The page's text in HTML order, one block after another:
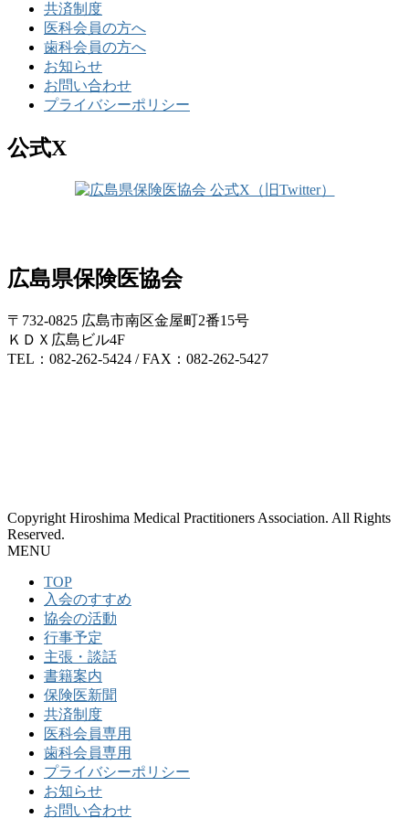
共済制度
医科会員の方へ
歯科会員の方へ
お知らせ
お問い合わせ
プライバシーポリシー
公式X
広島県保険医協会
〒732-0825 広島市南区金屋町2番15号
ＫＤＸ広島ビル4F
TEL：082-262-5424 / FAX：082-262-5427
Copyright Hiroshima Medical Practitioners Association. All Rights
Reserved.
MENU
TOP
入会のすすめ
協会の活動
行事予定
主張・談話
書籍案内
保険医新聞
共済制度
医科会員専用
歯科会員専用
プライバシーポリシー
お知らせ
お問い合わせ